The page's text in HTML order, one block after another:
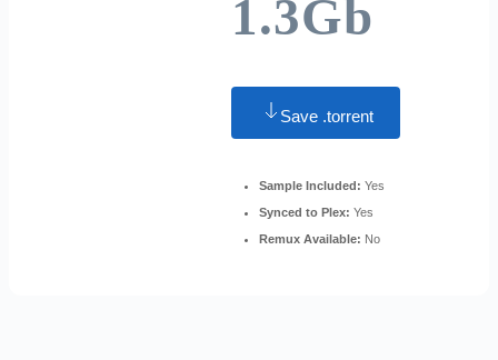
1.3Gb
Save .torrent
Sample Included: Yes
Synced to Plex: Yes
Remux Available: No